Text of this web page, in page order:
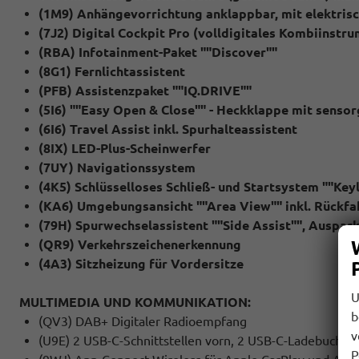
(1M9) Anhängevorrichtung anklappbar, mit
(7J2) Digital Cockpit Pro (volldigitales
(RBA) Infotainment-Paket ""Discover""
(8G1) Fernlichtassistent
(PFB) Assistenzpaket ""IQ.DRIVE""
(5I6) ""Easy Open & Close"" - Heckklappe mit
(6I6) Travel Assist inkl. Spurhalteassistent
(8IX) LED-Plus-Scheinwerfer
(7UY) Navigationssystem
(4K5) Schlüsselloses Schließ- und Startsystem
(KA6) Umgebungsansicht ""Area View"" inkl.
(79H) Spurwechselassistent ""Side Assist"",
(QR9) Verkehrszeichenerkennung
(4A3) Sitzheizung für Vordersitze
MULTIMEDIA UND KOMMUNIKATION:
(QV3) DAB+ Digitaler Radioempfang
(U9E) 2 USB-C-Schnittstellen vorn, 2 USB-C-